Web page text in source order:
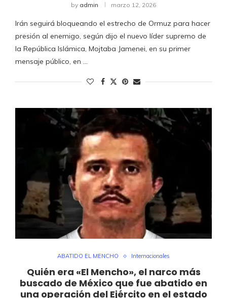
by admin marzo 12, 2026
Irán seguirá bloqueando el estrecho de Ormuz para hacer
presión al enemigo, según dijo el nuevo líder supremo de
la República Islámica, Mojtaba Jamenei, en su primer
mensaje público, en …
ABATIDO EL MENCHO Internacionales
Quién era «El Mencho», el narco más
buscado de México que fue abatido en
una operación del Ejército en el estado